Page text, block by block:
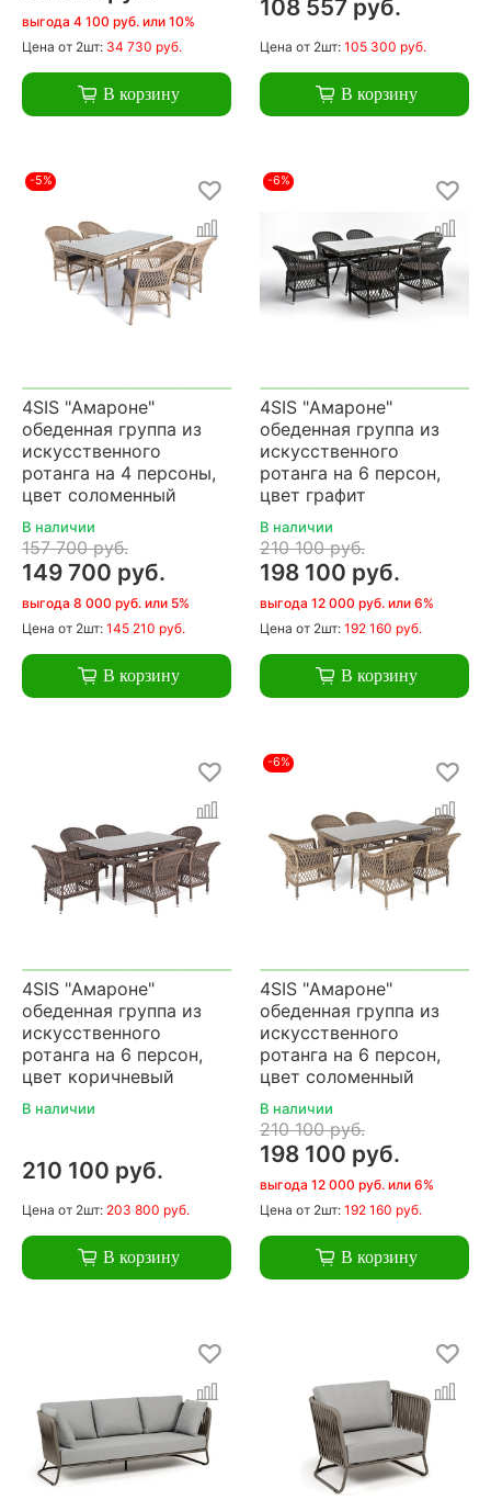
выгода 4 100 руб. или 10%
Цена от 2шт: 34 730 руб.
В корзину
108 557 руб.
Цена от 2шт: 105 300 руб.
В корзину
-5%
4SIS "Амароне"
обеденная группа из
искусственного
ротанга на 4 персоны,
цвет соломенный
В наличии
157 700 руб.
149 700 руб.
выгода 8 000 руб. или 5%
Цена от 2шт: 145 210 руб.
В корзину
-6%
4SIS "Амароне"
обеденная группа из
искусственного
ротанга на 6 персон,
цвет графит
В наличии
210 100 руб.
198 100 руб.
выгода 12 000 руб. или 6%
Цена от 2шт: 192 160 руб.
В корзину
4SIS "Амароне"
обеденная группа из
искусственного
ротанга на 6 персон,
цвет коричневый
В наличии
210 100 руб.
Цена от 2шт: 203 800 руб.
В корзину
-6%
4SIS "Амароне"
обеденная группа из
искусственного
ротанга на 6 персон,
цвет соломенный
В наличии
210 100 руб.
198 100 руб.
выгода 12 000 руб. или 6%
Цена от 2шт: 192 160 руб.
В корзину